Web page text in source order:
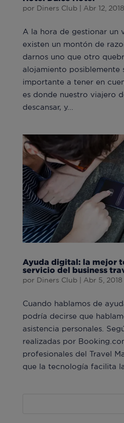
por Diners Club| Abr 12, 2018
A la hora de gestionar un
existen un montón de
darnos uno que otro
alojamiento posiblemente
importante a tener en
es donde nuestro viajero
descansar, y...
Ayuda digital: la mejor
servicio del business
por Diners Club| Abr 5, 2018
Cuando hablamos de
podría decirse que
asistencia personales.
realizadas por
profesionales del Travel
que la tecnología facilita